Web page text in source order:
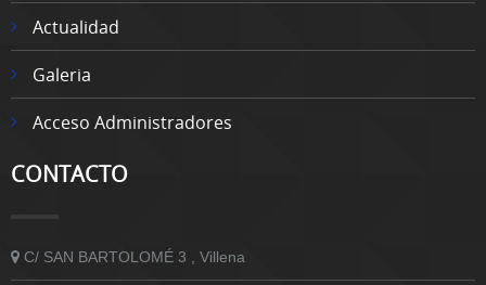
Actualidad
Galeria
Acceso Administradores
CONTACTO
C/ SAN BARTOLOMÉ 3 , Villena